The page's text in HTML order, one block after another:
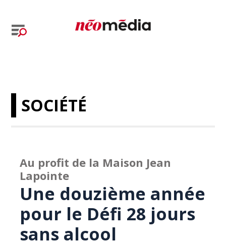
SOCIÉTÉ
Au profit de la Maison Jean
Lapointe
Une douzième année
pour le Défi 28 jours
sans alcool